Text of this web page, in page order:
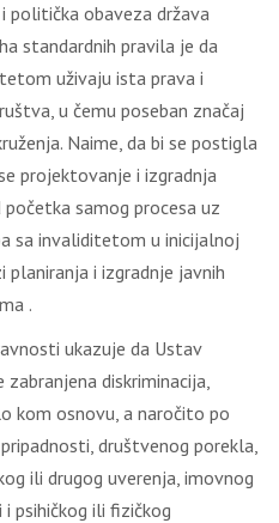
politička obaveza država
standardnih pravila je da
uživaju ista prava i
u čemu poseban značaj
Naime, da bi se postigla
projektovanje i izgradnja
samog procesa uz
sa invaliditetom u inicijalnoj
i izgradnje javnih
.
ukazuje da Ustav
zabranjena diskriminacija,
kom osnovu, a naročito po
društvenog porekla,
ili drugog uverenja, imovnog
psihičkog ili fizičkog